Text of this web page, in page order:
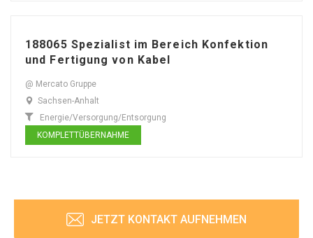
188065 Spezialist im Bereich Konfektion
und Fertigung von Kabel
@ Mercato Gruppe
Sachsen-Anhalt
Energie/Versorgung/Entsorgung
KOMPLETTÜBERNAHME
JETZT KONTAKT AUFNEHMEN